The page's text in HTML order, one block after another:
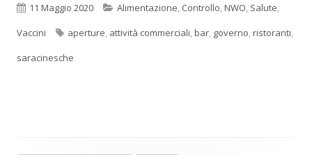
Pubblicato
11 Maggio 2020 Categorie
Alimentazione, Controllo,NWO, Salute,
Vaccini
Tag
aperture, attività commerciali,bar, governo,ristoranti,
saracinesche